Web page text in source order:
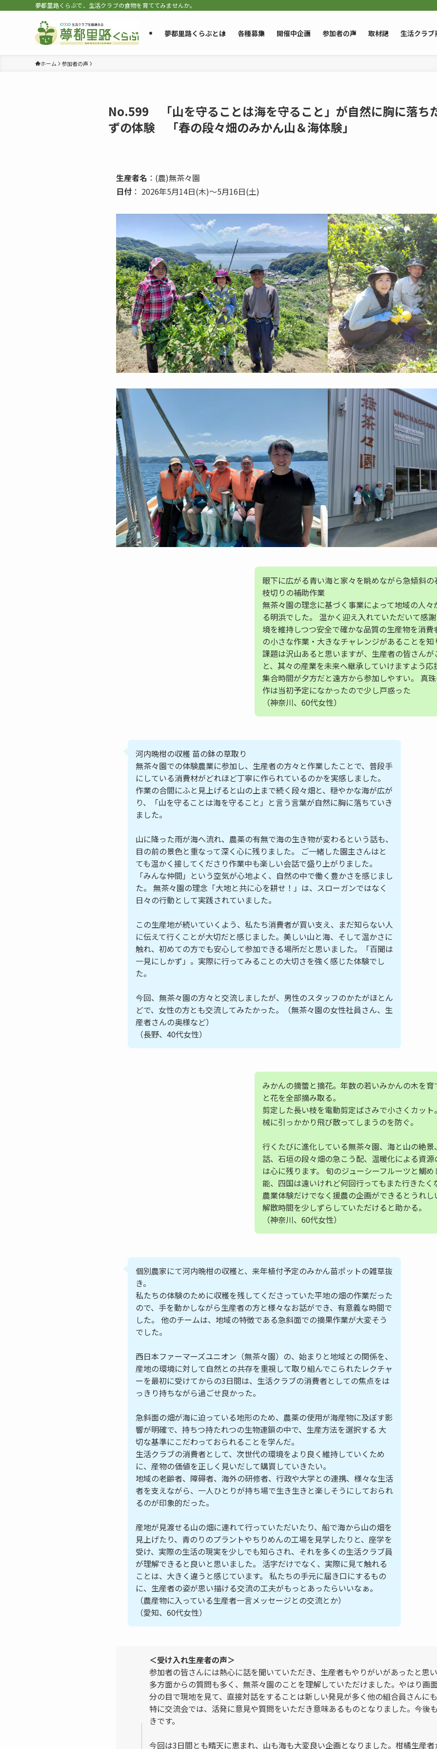
夢都里路くらぶで、生活クラブの食物を育ててみませんか。
夢都里路くらぶとは 各種募集 開催中企画 参加者の声 取材記 生活クラブ
ホーム 参加者の声
No.599 「山を守ることは海を守ること」が自然に胸に落
ずの体験 「春の段々畑のみかん山＆海体験」
生産者名 ：(農)無茶々園
日付 ： 2026年5月14日(木)～5月16日(土)
眼下に広がる青い海と家々を眺めながら急傾斜
枝切りの補助作業
無茶々園の理念に基づく事業によって地域の人
る明浜でした。 温かく迎え入れていただいて感
境を維持しつつ安全で確かな品質の生産物を消
の小さな作業・大きなチャレンジがあることを知
課題は沢山あると思いますが、生産者の皆さん
と、其々の産業を未来へ継承していけますよう応
集合時間が夕方だと遠方から参加しやすい。 真
作は当初予定になかったので少し戸惑った
（神奈川、60代女性）
河内晩柑の収穫 苗の鉢の草取り
無茶々園での体験農業に参加し、生産者の方々と作業したことで、普段手
にしている消費材がどれほど丁寧に作られているのかを実感しました。
作業の合間にふと見上げると山の上まで続く段々畑と、穏やかな海が広が
り、「山を守ることは海を守ること」と言う言葉が自然に胸に落ちていき
ました。
山に降った雨が海へ流れ、農薬の有無で海の生き物が変わるという話も、
目の前の景色と重なって深く心に残りました。 ご一緒した園主さんはと
ても温かく接してくださり作業中も楽しい会話で盛り上がりました。
「みんな仲間」という空気が心地よく、自然の中で働く豊かさを感じまし
た。 無茶々園の理念「大地と共に心を耕せ！」は、スローガンではなく
日々の行動として実践されていました。
この生産地が続いていくよう、私たち消費者が買い支え、まだ知らない人
に伝えて行くことが大切だと感じました。美しい山と海、そして温かさに
触れ、初めての方でも安心して参加できる場所だと思いました。「百聞は
一見にしかず」。実際に行ってみることの大切さを強く感じた体験でし
た。
今回、無茶々園の方々と交流しましたが、男性のスタッフのかたがほとん
どで、女性の方とも交流してみたかった。（無茶々園の女性社員さん、生
産者さんの奥様など）
（長野、40代女性）
みかんの摘蕾と摘花。年数の若いみかんの木を
と花を全部摘み取る。
剪定した長い枝を電動剪定ばさみで小さくカッ
械に引っかかり飛び散ってしまうのを防ぐ。
行くたびに進化している無茶々園、海と山の絶
話、石垣の段々畑の急こう配、温暖化による資
は心に残ります。 旬のジューシーフルーツと鯛
能、四国は遠いけれど何回行ってもまた行きたく
農業体験だけでなく援農の企画ができるとうれし
解散時間を少しずらしていただけると助かる。
（神奈川、60代女性）
個別農家にて河内晩柑の収穫と、来年植付予定のみかん苗ポットの雑草抜
き。
私たちの体験のために収穫を残してくださっていた平地の畑の作業だった
ので、手を動かしながら生産者の方と様々なお話ができ、有意義な時間で
した。 他のチームは、地域の特徴である急斜面での摘果作業が大変そう
でした。
西日本ファーマーズユニオン（無茶々園）の、始まりと地域との関係を、
産地の環境に対して自然との共存を重視して取り組んでこられたレクチャ
ーを最初に受けてからの3日間は、生活クラブの消費者としての焦点をは
っきり持ちながら過ごせ良かった。
急斜面の畑が海に迫っている地形のため、農薬の使用が海産物に及ぼす影
響が明確で、持ちつ持たれつの生物連鎖の中で、生産方法を選択する 大
切な基準にこだわっておられることを学んだ。
生活クラブの消費者として、次世代の環境をより良く維持していくため
に、産物の価値を正しく見いだして購買していきたい。
地域の老齢者、障碍者、海外の研修者、行政や大学との連携、様々な生活
者を支えながら、一人ひとりが持ち場で生き生きと楽しそうにしておられ
るのが印象的だった。
産地が見渡せる山の畑に連れて行っていただいたり、船で海から山の畑を
見上げたり、青のりのプラントやちりめんの工場を見学したりと、座学を
受け、実際の生活の現実を少しでも知らされ、それを多くの生活クラブ員
が理解できると良いと思いました。 活字だけでなく、実際に見て触れる
ことは、大きく違うと感じています。 私たちの手元に届き口にするもの
に、生産者の姿が思い描ける交流の工夫がもっとあったらいいなぁ。
（農産物に入っている生産者一言メッセージとの交流とか）
（愛知、60代女性）
＜受け入れ生産者の声＞
参加者の皆さんには熱心に話を聞いていただき、生産者もやりがいがあったと思い
多方面からの質問も多く、無茶々園のことを理解していただけました。やはり画
分の目で現地を見て、直接対話をすることは新しい発見が多く他の組合員さんに
特に交流会では、活発に意見や質問をいただき意味あるものとなりました。今後
きです。
今回は3日間とも晴天に恵まれ、山も海も大変良い企画となりました。柑橘生産